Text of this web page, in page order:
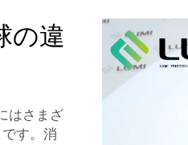
の違
はさまざ
す。消